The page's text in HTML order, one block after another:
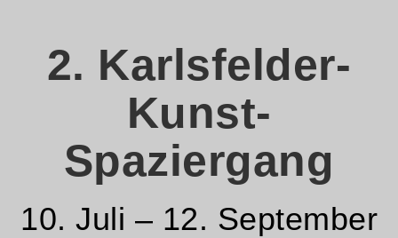
2. Karlsfelder-
Kunst-
Spaziergang
10. Juli – 12. September